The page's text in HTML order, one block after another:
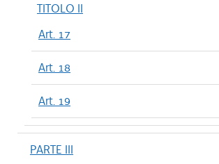
TITOLO II
Art. 17
Art. 18
Art. 19
PARTE III